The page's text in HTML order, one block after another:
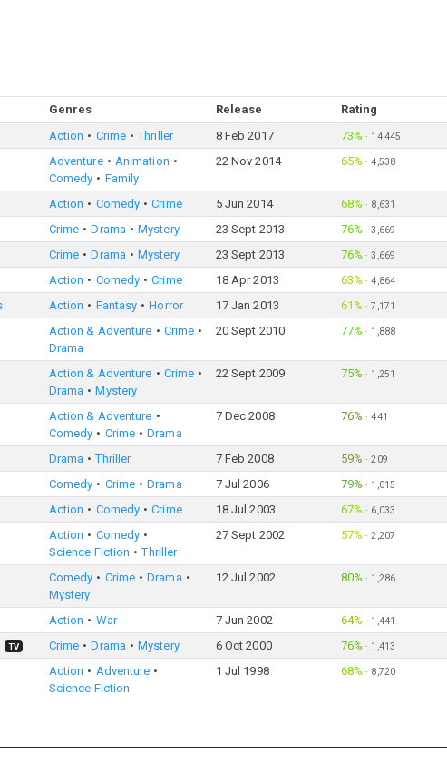
Genres Release
Rating
Action Crime Thriller 8 Feb 2017 73% · 14,445
Adventure
Animation
Comedy
Family
22 Nov 2014 65% ·4,538
Action Comedy Crime 5 Jun 2014 68% · 8,631
Crime Drama Mystery 23 Sept 2013 76% ·3,669
Crime Drama Mystery 23 Sept 2013 76% ·3,669
Action Comedy Crime 18 Apr 2013 63% ·4,864
Action Fantasy Horror 17 Jan 2013 61% ·7,171
Action & Adventure
Crime
Drama
20 Sept 2010 77% · 1,888
Action & Adventure
Crime
Drama
Mystery
22 Sept 2009 75% · 1,251
Action & Adventure
Comedy
Crime Drama
7 Dec 2008 76% ·441
Drama Thriller 7 Feb 2008 59% ·209
Comedy Crime Drama 7 Jul 2006 79% · 1,015
Action Comedy Crime 18 Jul 2003 67% · 6,033
Action
Comedy
Science Fiction
Thriller
27 Sept 2002 57% ·2,207
Comedy Crime
Drama
Mystery
12 Jul 2002 80% · 1,286
Action War 7 Jun 2002 64% · 1,441
TV Crime Drama Mystery 6 Oct 2000 76% · 1,413
Action
Adventure
Science Fiction
1 Jul 1998 68% · 8,720